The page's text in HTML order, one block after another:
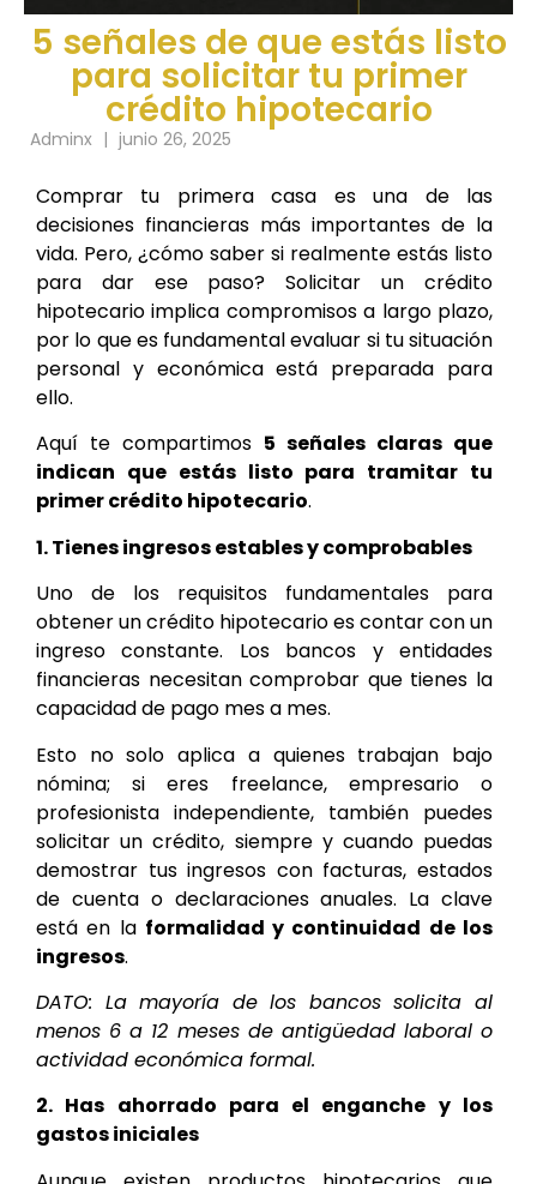
5 señales de que estás listo
para solicitar tu primer
crédito hipotecario
Adminx | junio 26, 2025
Comprar tu primera casa es una de las
decisiones financieras más importantes de la
vida. Pero, ¿cómo saber si realmente estás listo
para dar ese paso? Solicitar un crédito
hipotecario implica compromisos a largo plazo,
por lo que es fundamental evaluar si tu situación
personal y económica está preparada para
ello.
Aquí te compartimos 5 señales claras que
indican que estás listo para tramitar tu
primer crédito hipotecario.
1. Tienes ingresos estables y comprobables
Uno de los requisitos fundamentales para
obtener un crédito hipotecario es contar con un
ingreso constante. Los bancos y entidades
financieras necesitan comprobar que tienes la
capacidad de pago mes a mes.
Esto no solo aplica a quienes trabajan bajo
nómina; si eres freelance, empresario o
profesionista independiente, también puedes
solicitar un crédito, siempre y cuando puedas
demostrar tus ingresos con facturas, estados
de cuenta o declaraciones anuales. La clave
está en la formalidad y continuidad de los
ingresos.
DATO: La mayoría de los bancos solicita al
menos 6 a 12 meses de antigüedad laboral o
actividad económica formal.
2. Has ahorrado para el enganche y los
gastos iniciales